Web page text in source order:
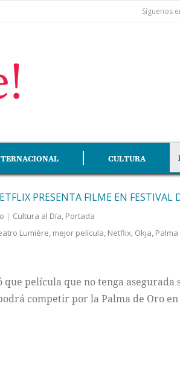
Síguenos
CULTURA
PRESENTA FILME EN FESTIVAL
Cultura al Día, Portada
Lumière, mejor película, Netflix, Okja,
que película que no tenga
competir por la Palma de Oro en